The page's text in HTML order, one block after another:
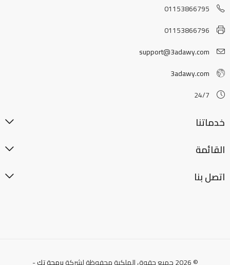
01153866795
01153866796
support@3adawy.com
3adawy.com
24/7
خدماتنا
القائمة
اتصل بنا